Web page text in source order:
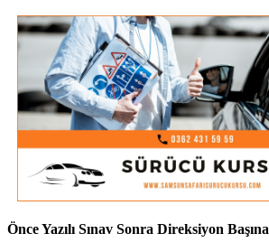
Önce Yazılı Sınav Sonra Direksiyon Başına